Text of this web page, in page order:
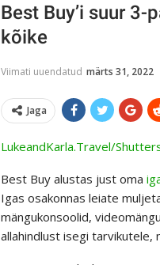
Best Buy’i suur
kõike
Viimati uuendatud märts 31, 2022
Jaga
LukeandKarla.Travel/
Best Buy alustas just oma
Igas osakonnas leiate
mängukonsoolid,
allahindlust isegi tarvikutele,